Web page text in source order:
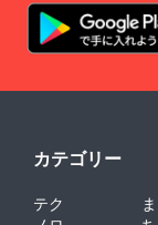
カテゴリー
テク
ま